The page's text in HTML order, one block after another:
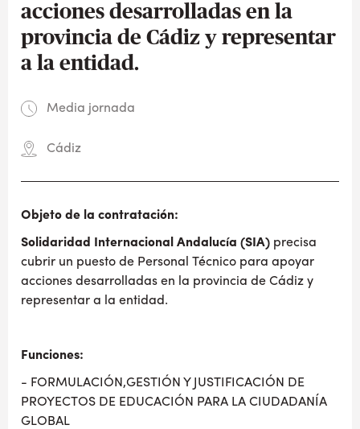
acciones desarrolladas en la
provincia de Cádiz y representar
a la entidad.
Media jornada
Cádiz
Objeto de la contratación:
Solidaridad Internacional Andalucía (SIA) precisa
cubrir un puesto de Personal Técnico para apoyar
acciones desarrolladas en la provincia de Cádiz y
representar a la entidad.
Funciones:
- FORMULACIÓN,GESTIÓN Y JUSTIFICACIÓN DE
PROYECTOS DE EDUCACIÓN PARA LA CIUDADANÍA
GLOBAL